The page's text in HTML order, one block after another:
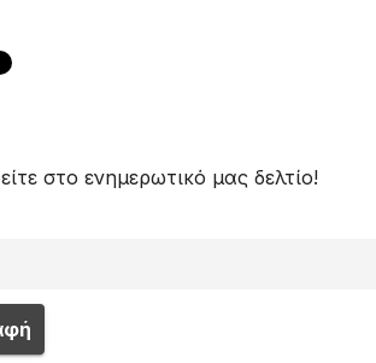
στο ενημερωτικό μας δελτίο!